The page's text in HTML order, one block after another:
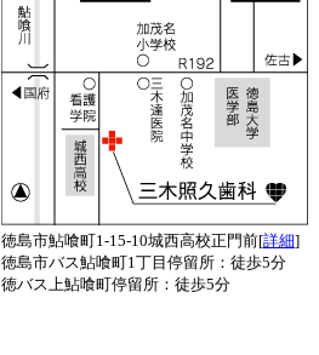
徳島市鮎喰町1-15-10城西高校正門前[詳細]
徳島市バス鮎喰町1丁目停留所：徒歩5分
徳バス上鮎喰町停留所：徒歩5分